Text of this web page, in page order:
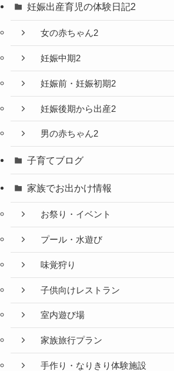
妊娠出産育児の体験日記2
女の赤ちゃん2
妊娠中期2
妊娠前・妊娠初期2
妊娠後期から出産2
男の赤ちゃん2
子育てブログ
家族でお出かけ情報
お祭り・イベント
プール・水遊び
味覚狩り
子供向けレストラン
室内遊び場
家族旅行プラン
手作り・なりきり体験施設